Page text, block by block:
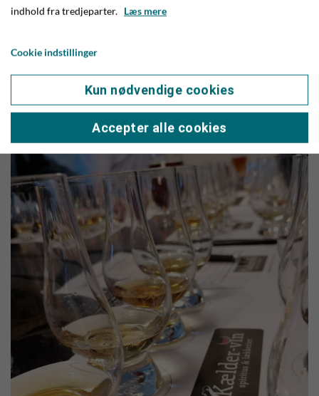
indhold fra tredjeparter. Læs mere
Cookie indstillinger
Kun nødvendige cookies
Accepter alle cookies